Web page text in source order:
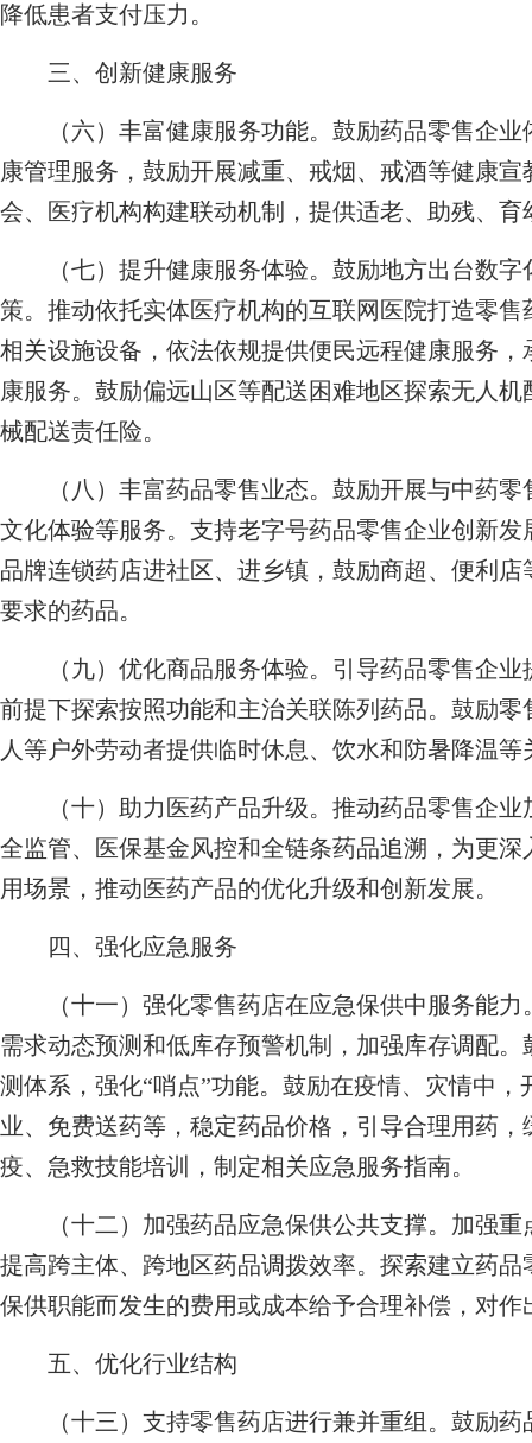
降低患者支付压力。
三、创新健康服务
（六）丰富健康服务功能。鼓励药品零售企业
康管理服务，鼓励开展减重、戒烟、戒酒等健康
会、医疗机构构建联动机制，提供适老、助残、育
（七）提升健康服务体验。鼓励地方出台数字
策。推动依托实体医疗机构的互联网医院打造零
相关设施设备，依法依规提供便民远程健康服务
康服务。鼓励偏远山区等配送困难地区探索无人
械配送责任险。
（八）丰富药品零售业态。鼓励开展与中药零
文化体验等服务。支持老字号药品零售企业创新
品牌连锁药店进社区、进乡镇，鼓励商超、便利
要求的药品。
（九）优化商品服务体验。引导药品零售企业
前提下探索按照功能和主治关联陈列药品。鼓励
人等户外劳动者提供临时休息、饮水和防暑降温等
（十）助力医药产品升级。推动药品零售企业
全监管、医保基金风控和全链条药品追溯，为更
用场景，推动医药产品的优化升级和创新发展。
四、强化应急服务
（十一）强化零售药店在应急保供中服务能力
需求动态预测和低库存预警机制，加强库存调配
测体系，强化“哨点”功能。鼓励在疫情、灾情中
业、免费送药等，稳定药品价格，引导合理用药
疫、急救技能培训，制定相关应急服务指南。
（十二）加强药品应急保供公共支撑。加强重
提高跨主体、跨地区药品调拨效率。探索建立药
保供职能而发生的费用或成本给予合理补偿，对
五、优化行业结构
（十三）支持零售药店进行兼并重组。鼓励药